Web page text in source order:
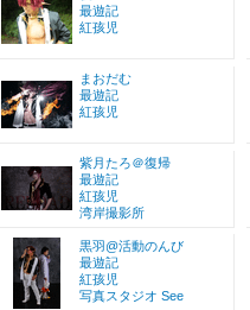
最遊記
紅孩児
まおだむ
最遊記
紅孩児
紫月たろ＠復帰
最遊記
紅孩児
湾岸撮影所
黒羽@活動のんび
最遊記
紅孩児
写真スタジオ See